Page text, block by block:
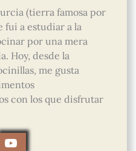
(tierra famosa por
fui a estudiar a la
por una mera
Hoy, desde la
me gusta
con los que disfrutar